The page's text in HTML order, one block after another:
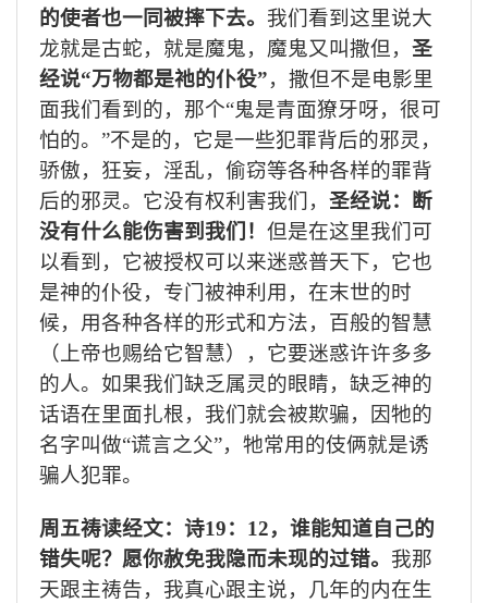
的使者也一同被摔下去。 我们看到这里说大
龙就是古蛇，就是魔鬼，魔鬼又叫撒但， 圣
经说“万物都是祂的仆役”，撒但不是电影里
面我们看到的，那个“鬼是青面獠牙呀，很可
怕的。”不是的，它是一些犯罪背后的邪灵，
骄傲，狂妄，淫乱，偷窃等各种各样的罪背
后的邪灵。它没有权利害我们， 圣经说：断
没有什么能伤害到我们！ 但是在这里我们可
以看到，它被授权可以来迷惑普天下，它也
是神的仆役，专门被神利用，在末世的时
候，用各种各样的形式和方法，百般的智慧
（上帝也赐给它智慧），它要迷惑许许多多
的人。如果我们缺乏属灵的眼睛，缺乏神的
话语在里面扎根，我们就会被欺骗，因牠的
名字叫做“谎言之父”，牠常用的伎俩就是诱
骗人犯罪。
周五祷读经文：诗19： 12，谁能知道自己的
错失呢？愿你赦免我隐而未现的过错。 我那
天跟主祷告，我真心跟主说，几年的内在生